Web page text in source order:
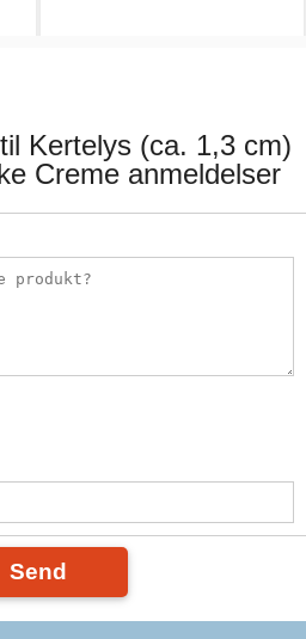
Kertelys (ca. 1,3 cm)
Creme anmeldelser
Send